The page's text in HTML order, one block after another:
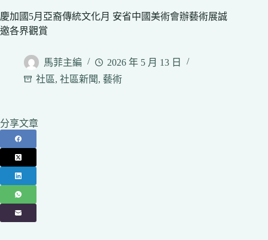
慶加國5月亞裔傳統文化月 安省中國美術會辦藝術展誠
邀各界觀賞
馬菲主編
2026 年 5 月 13 日
社區, 社區新聞, 藝術
分享文章